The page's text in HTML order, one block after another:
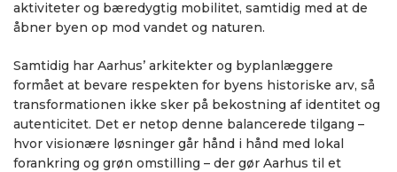
aktiviteter og bæredygtig mobilitet, samtidig med at de
åbner byen op mod vandet og naturen.
Samtidig har Aarhus’ arkitekter og byplanlæggere
formået at bevare respekten for byens historiske arv, så
transformationen ikke sker på bekostning af identitet og
autenticitet. Det er netop denne balancerede tilgang –
hvor visionære løsninger går hånd i hånd med lokal
forankring og grøn omstilling – der gør Aarhus til et